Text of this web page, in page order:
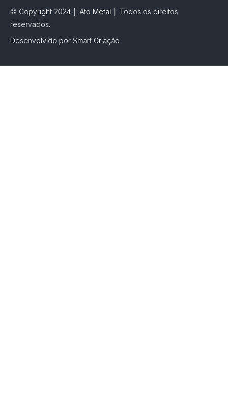
© Copyright 2024 │ Ato Metal │ Todos os direitos
reservados.
Desenvolvido por Smart Criação